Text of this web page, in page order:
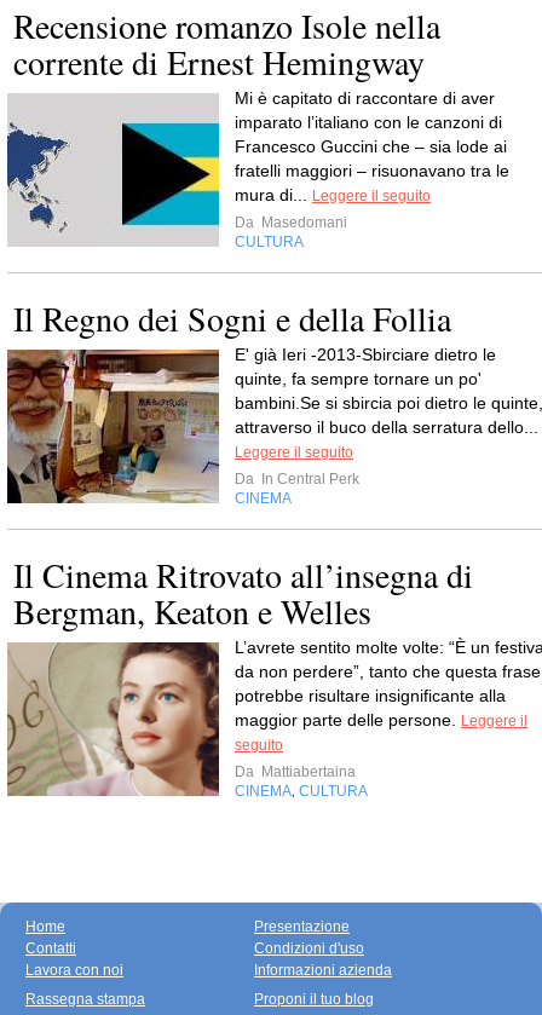
Recensione romanzo Isole nella
corrente di Ernest Hemingway
Mi è capitato di raccontare di aver
imparato l’italiano con le canzoni di
Francesco Guccini che – sia lode ai
fratelli maggiori – risuonavano tra le
mura di...
Leggere il seguito
Da Masedomani
CULTURA
Il Regno dei Sogni e della Follia
E' già Ieri -2013-Sbirciare dietro le
quinte, fa sempre tornare un po'
bambini.Se si sbircia poi dietro le quinte,
attraverso il buco della serratura dello...
Leggere il seguito
Da In Central Perk
CINEMA
Il Cinema Ritrovato all’insegna di
Bergman, Keaton e Welles
L’avrete sentito molte volte: “È un
da non perdere”, tanto che questa frase
potrebbe risultare insignificante alla
maggior parte delle persone.
Leggere il
seguito
Da Mattiabertaina
CINEMA CULTURA
Home
Contatti
Lavora con noi
Presentazione
Condizioni d'uso
Informazioni azienda
Rassegna stampa
Proponi il tuo blog